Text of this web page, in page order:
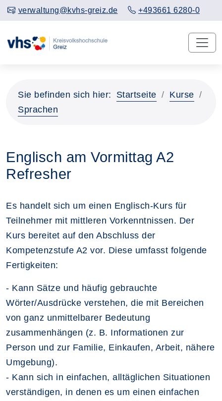
verwaltung@kvhs-greiz.de +493661 6280-0
Sie befinden sich hier: Startseite
Kurse
Sprachen
Englisch am Vormittag A2
Refresher
Es handelt sich um einen Englisch-Kurs für
Teilnehmer mit mittleren Vorkenntnissen. Der
Kurs bereitet auf den Abschluss der
Kompetenzstufe A2 vor. Diese umfasst folgende
Fertigkeiten:
- Kann Sätze und häufig gebrauchte
Wörter/Ausdrücke verstehen, die mit Bereichen
von ganz unmittelbarer Bedeutung
zusammenhängen (z. B. Informationen zur
Person und zur Familie, Einkaufen, Arbeit, nähere
Umgebung).
- Kann sich in einfachen, alltäglichen Situationen
verständigen, in denen es um einen einfachen